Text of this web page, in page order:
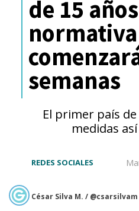
de noviembre)
de hasta 80% y
Black Friday
al 3 de
que también
80% de
de 15
normativa
semanas
El primer país
medidas
REDES SOCIALES
César Silva M. / @csarsilvam